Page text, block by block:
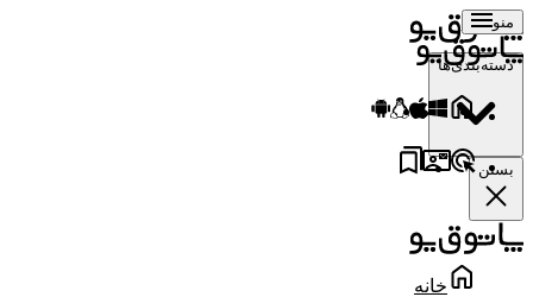
منو
دسته‌بندی‌ها
بستن
خانه